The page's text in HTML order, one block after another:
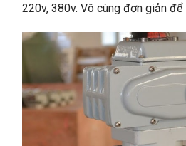
220v, 380v. Vô cùng đơn giản